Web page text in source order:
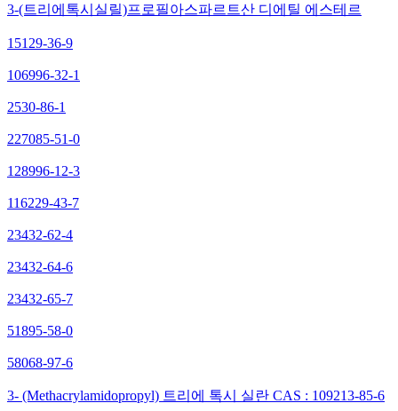
3-(트리에톡시실릴)프로필아스파르트산 디에틸 에스테르
15129-36-9
106996-32-1
2530-86-1
227085-51-0
128996-12-3
116229-43-7
23432-62-4
23432-64-6
23432-65-7
51895-58-0
58068-97-6
3- (Methacrylamidopropyl) 트리에 톡시 실란 CAS : 109213-85-6